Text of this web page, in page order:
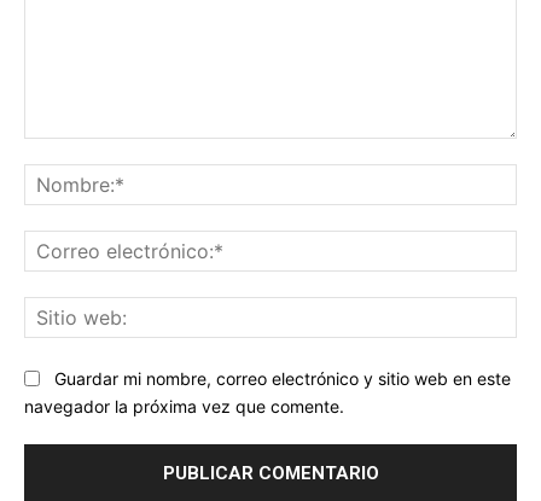
Guardar mi nombre, correo electrónico y sitio web en este
navegador la próxima vez que comente.